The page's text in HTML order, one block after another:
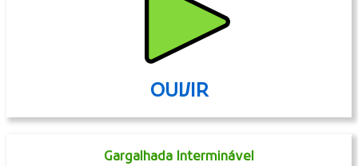
OUVIR
Gargalhada Interminável